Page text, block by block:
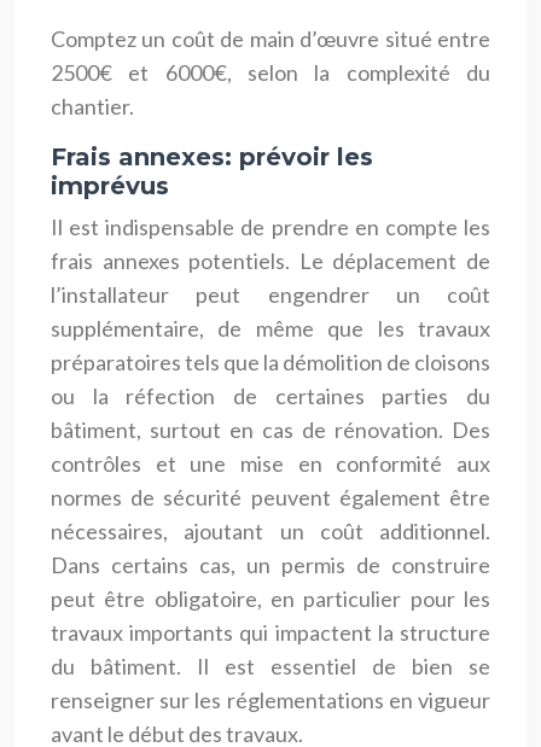
Comptez un coût de main d’œuvre situé entre
2500€ et 6000€, selon la complexité du
chantier.
Frais annexes: prévoir les
imprévus
Il est indispensable de prendre en compte les
frais annexes potentiels. Le déplacement de
l’installateur peut engendrer un coût
supplémentaire, de même que les travaux
préparatoires tels que la démolition de cloisons
ou la réfection de certaines parties du
bâtiment, surtout en cas de rénovation. Des
contrôles et une mise en conformité aux
normes de sécurité peuvent également être
nécessaires, ajoutant un coût additionnel.
Dans certains cas, un permis de construire
peut être obligatoire, en particulier pour les
travaux importants qui impactent la structure
du bâtiment. Il est essentiel de bien se
renseigner sur les réglementations en vigueur
avant le début des travaux.